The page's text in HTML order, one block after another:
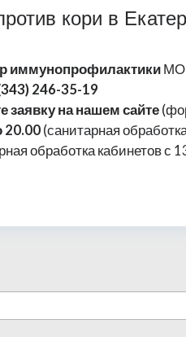
кори в
иммунопрофилактикиМО
246-35-19
заявку на нашем сайте
20.00 (санитарная
обработка кабинетов с